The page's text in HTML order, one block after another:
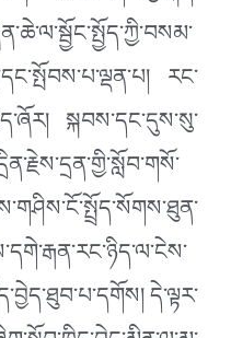
རང་
སྐབས་དང་དུས་སུ་
དེ་ལྟར་